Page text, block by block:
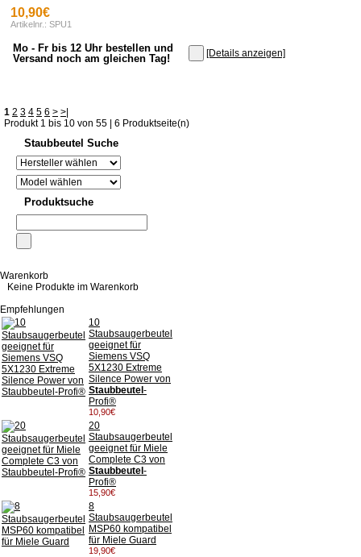
10,90€
Artikelnr.: SPU1
Mo - Fr bis 12 Uhr bestellen und
Versand noch am gleichen Tag!
[Details anzeigen]
1 2 3 4 5 6 > >|
Produkt 1 bis 10 von 55 | 6 Produktseite(n)
Staubbeutel Suche
Produktsuche
Warenkorb
Keine Produkte im Warenkorb
Empfehlungen
10
Staubsaugerbeutel
geeignet für
Siemens VSQ
5X1230 Extreme
Silence Power von
Staubbeutel -
Profi®
10,90€
20
Staubsaugerbeutel
geeignet für Miele
Complete C3 von
Staubbeutel -
Profi®
15,90€
8
Staubsaugerbeutel
MSP60 kompatibel
für Miele Guard
19,90€